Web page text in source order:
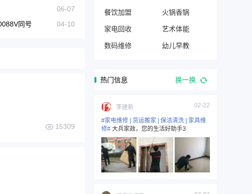
餐饮加盟 火锅香锅
家电回收 艺术体能
数码维修 幼儿早教
热门信息 换一换
李建新 02-22
#家电维修 | 货运搬家 | 保洁清洗 | 家具维
修# 大兵家政，您的生活好助手3
06-07
同号 04-10
15309